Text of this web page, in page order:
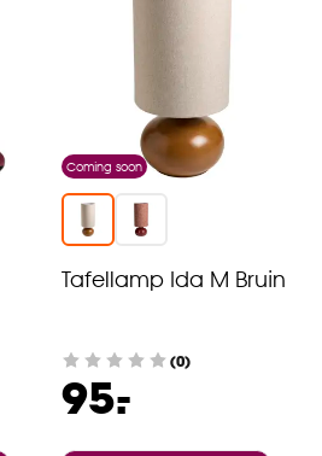
Coming soon
Tafellamp Ida M Bruin
(0)
95.
-